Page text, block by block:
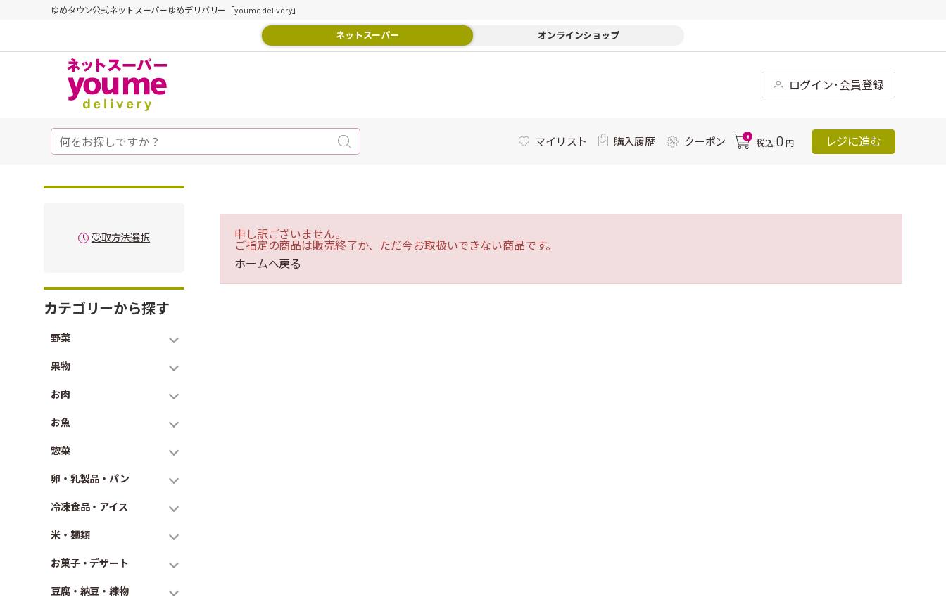
ゆめタウン公式ネットスーパーゆめデリバリー「youme delivery」
ネットスーパー オンラインショップ
ログイン･会員登録
マイリスト 購入履歴 クーポン 0
税込 0 円 レジに進む
受取方法選択
カテゴリーから探す
野菜
果物
お肉
お魚
惣菜
卵・乳製品・パン
冷凍食品・アイス
米・麺類
お菓子・デザート
豆腐・納豆・練物
申し訳ございません。
ご指定の商品は販売終了か、ただ今お取扱いできない商品です。
ホームへ戻る